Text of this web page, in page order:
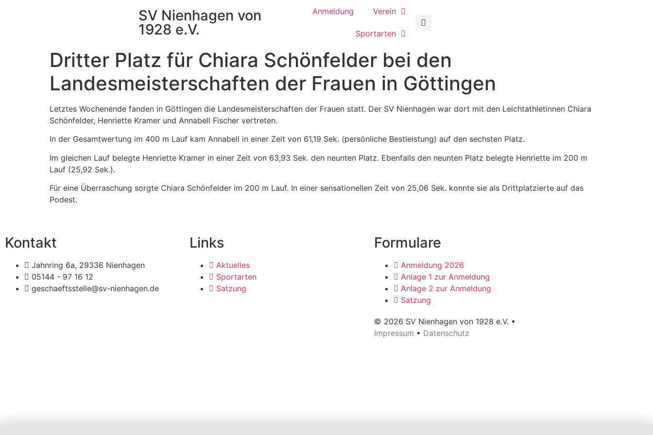
SV Nienhagen von
1928 e.V.
Anmeldung Verein
Sportarten
Dritter Platz für Chiara Schönfelder bei den
Landesmeisterschaften der Frauen in Göttingen
Letztes Wochenende fanden in Göttingen die Landesmeisterschaften der Frauen statt. Der SV Nienhagen war dort mit den Leichtathletinnen Chiara
Schönfelder, Henriette Kramer und Annabell Fischer vertreten.
In der Gesamtwertung im 400 m Lauf kam Annabell in einer Zeit von 61,19 Sek. (persönliche Bestleistung) auf den sechsten Platz.
Im gleichen Lauf belegte Henriette Kramer in einer Zeit von 63,93 Sek. den neunten Platz. Ebenfalls den neunten Platz belegte Henriette im 200 m
Lauf (25,92 Sek.).
Für eine Überraschung sorgte Chiara Schönfelder im 200 m Lauf. In einer sensationellen Zeit von 25,06 Sek. konnte sie als Drittplatzierte auf das
Podest.
Kontakt
Jahnring 6a, 29336 Nienhagen
05144 - 97 16 12
geschaeftsstelle@sv-nienhagen.de
Links
Aktuelles
Sportarten
Satzung
Formulare
Anmeldung 2026
Anlage 1 zur Anmeldung
Anlage 2 zur Anmeldung
Satzung
© 2026 SV Nienhagen von 1928 e.V. •
Impressum • Datenschutz